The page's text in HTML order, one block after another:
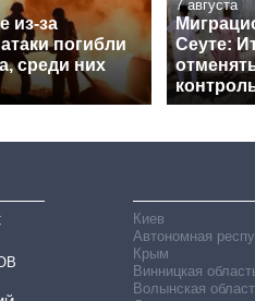
из-за
погибли
среди них
7 августа
Сеуте:
Киев
Автономная
Крым
Винницкая
Волынская